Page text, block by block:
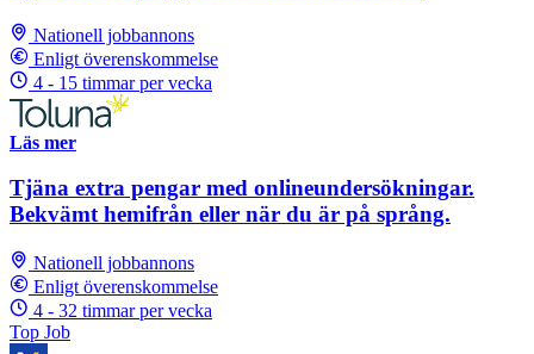
Nationell jobbannons
Enligt överenskommelse
4 - 15 timmar per vecka
Läs mer
Tjäna extra pengar med onlineundersökningar.
Bekvämt hemifrån eller när du är på språng.
Nationell jobbannons
Enligt överenskommelse
4 - 32 timmar per vecka
Top Job